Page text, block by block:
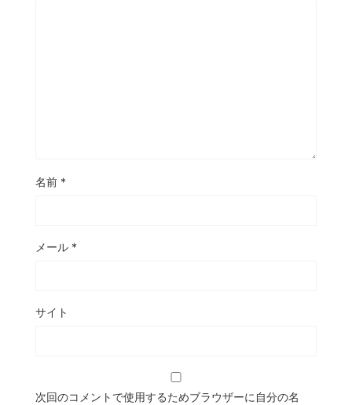
名前 *
メール *
サイト
次回のコメントで使用するためブラウザーに自分の名